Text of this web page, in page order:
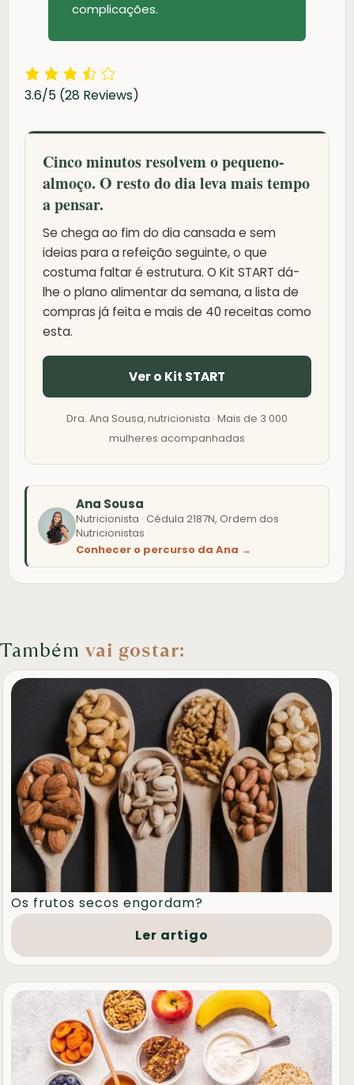
complicações.
3.6/5 (28 Reviews)
Cinco minutos resolvem o pequeno-
almoço. O resto do dia leva mais tempo
a pensar.
Se chega ao fim do dia cansada e sem
ideias para a refeição seguinte, o que
costuma faltar é estrutura. O Kit START dá-
lhe o plano alimentar da semana, a lista de
compras já feita e mais de 40 receitas como
esta.
Ver o Kit START
Dra. Ana Sousa, nutricionista · Mais de 3 000
mulheres acompanhadas
Ana Sousa
Nutricionista · Cédula 2187N, Ordem dos
Nutricionistas
Conhecer o percurso da Ana →
Também vai gostar:
Os frutos secos engordam?
Ler artigo